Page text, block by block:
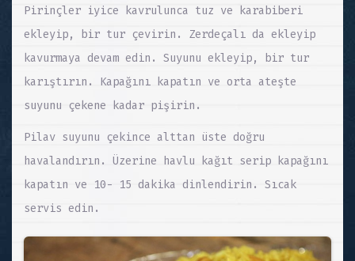
Pirinçler iyice kavrulunca tuz ve karabiberi
ekleyip, bir tur çevirin. Zerdeçalı da ekleyip
kavurmaya devam edin. Suyunu ekleyip, bir tur
karıştırın. Kapağını kapatın ve orta ateşte
suyunu çekene kadar pişirin.
Pilav suyunu çekince alttan üste doğru
havalandırın. Üzerine havlu kağıt serip kapağını
kapatın ve 10- 15 dakika dinlendirin. Sıcak
servis edin.